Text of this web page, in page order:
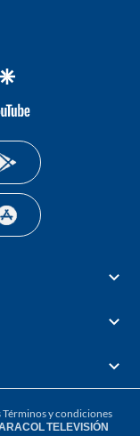
google
youtube-
Términos y condiciones
TELEVISIÓN